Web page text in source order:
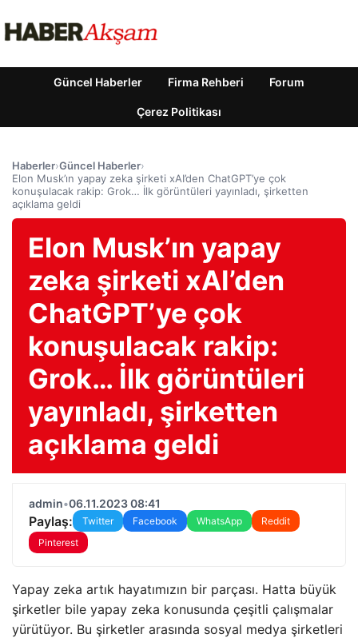
Güncel Haberler Firma Rehberi Forum
Çerez Politikası
Haberler›Güncel Haberler›
Elon Musk’ın yapay zeka şirketi xAI’den ChatGPT’ye çok
konuşulacak rakip: Grok… İlk görüntüleri yayınladı, şirketten
açıklama geldi
Elon Musk’ın yapay
zeka şirketi xAI’den
ChatGPT’ye çok
konuşulacak rakip:
Grok… İlk görüntüleri
yayınladı, şirketten
açıklama geldi
admin•06.11.2023 08:41
Paylaş: Twitter Facebook WhatsApp
Reddit
Pinterest
Yapay zeka artık hayatımızın bir parçası. Hatta büyük
şirketler bile yapay zeka konusunda çeşitli çalışmalar
yürütüyor. Bu şirketler arasında sosyal medya şirketleri